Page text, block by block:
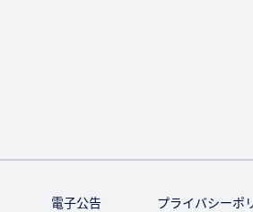
電子公告 プライバシーポ